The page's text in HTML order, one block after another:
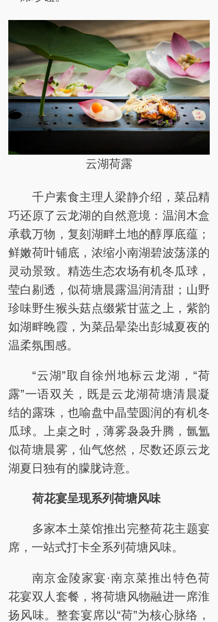
云湖荷露
千户素食主理人梁静介绍，菜品精
巧还原了云龙湖的自然意境：温润木盒
承载万物，复刻湖畔土地的醇厚底蕴；
鲜嫩荷叶铺底，浓缩小南湖碧波荡漾的
灵动景致。精选生态农场有机冬瓜球，
莹白剔透，似荷塘晨露温润清甜；山野
珍味野生猴头菇点缀紫甘蓝之上，紫韵
如湖畔晚霞，为菜品晕染出彭城夏夜的
温柔氛围感。
“云湖”取自徐州地标云龙湖，“荷
露”一语双关，既是云龙湖荷塘清晨凝
结的露珠，也喻盘中晶莹圆润的有机冬
瓜球。上桌之时，薄雾袅袅升腾，氤氲
似荷塘晨雾，仙气悠然，尽数还原云龙
湖夏日独有的朦胧诗意。
荷花宴呈现系列荷塘风味
多家本土菜馆推出完整荷花主题宴
席，一站式打卡全系列荷塘风味。
南京金陵家宴·南京菜推出特色荷
花宴双人套餐，将荷塘风物融进一席淮
扬风味。整套宴席以“荷”为核心脉络，